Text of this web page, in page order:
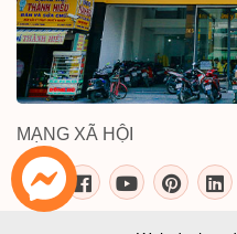
MẠNG XÃ HỘI